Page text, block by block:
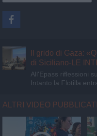
Il grido di Gaza:
di Siciliano-LE
All'Epass riflessioni
Intanto la Flotilla
ALTRI VIDEO